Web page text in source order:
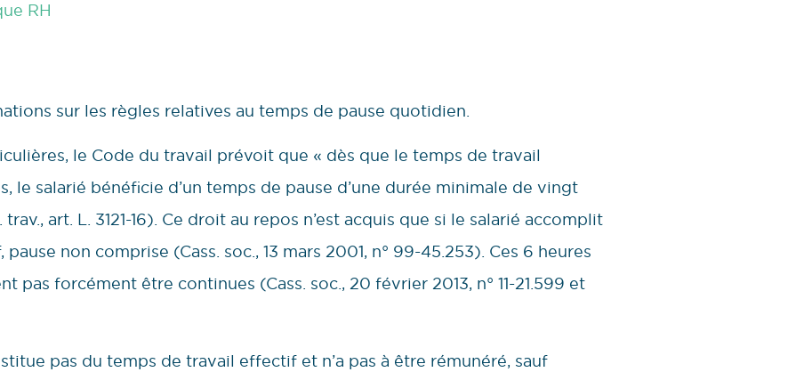
RH
sur les règles relatives au temps de pause quotidien.
le Code du travail prévoit que « dès que le temps de travail
le salarié bénéficie d’un temps de pause d’une durée minimale de vingt
art. L. 3121-16). Ce droit au repos n’est acquis que si le salarié accomplit
non comprise (Cass. soc., 13 mars 2001, n° 99-45.253). Ces 6 heures
pas forcément être continues (Cass. soc., 20 février 2013, n° 11-21.599 et
pas du temps de travail effectif et n’a pas à être rémunéré, sauf